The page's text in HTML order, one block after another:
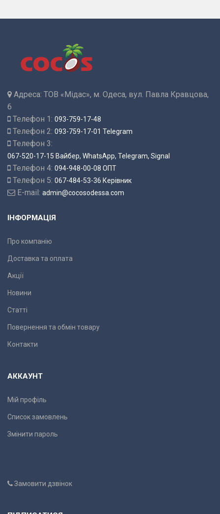
Адреса: ТОВ «Мідас», м. Одеса, вул. Павла Кравцова,
6
Телефон 1: 093-759-17-48
Телефон 2: 093-759-17-01 Telegram
Телефон 3:
067-520-17-15 Вайбер, WhatsApp, Telegram, Signal
Телефон 4: 094-948-00-08 ОПТ
Телефон 5: 067-484-53-36 Керівник
E-mail: admin@cocosodessa.com
ІНФОРМАЦІЯ
Про компанію
Доставка та оплата
Акції
Новини
Статті
Повернення та обмін товару
Контакти
АККАУНТ
Мій профіль
Список замовлень
Змінити пароль
Замовити дзвінок